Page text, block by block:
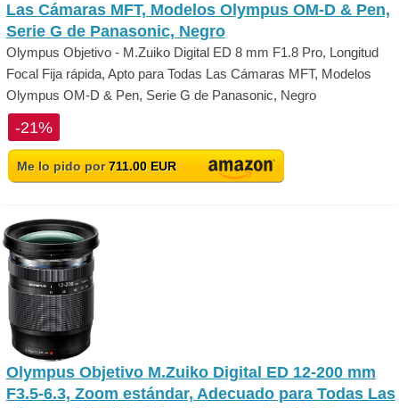
Las Cámaras MFT, Modelos Olympus OM-D & Pen,
Serie G de Panasonic, Negro
Olympus Objetivo - M.Zuiko Digital ED 8 mm F1.8 Pro, Longitud
Focal Fija rápida, Apto para Todas Las Cámaras MFT, Modelos
Olympus OM-D & Pen, Serie G de Panasonic, Negro
-21%
Me lo pido por711.00 EUR
Olympus Objetivo M.Zuiko Digital ED 12-200 mm
F3.5-6.3, Zoom estándar, Adecuado para Todas Las